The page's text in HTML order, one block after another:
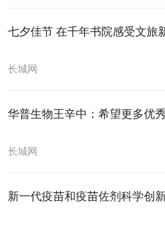
七夕佳节 在千年书院感受文旅
长城网
华普生物王辛中：希望更多优
长城网
新一代疫苗和疫苗佐剂科学创